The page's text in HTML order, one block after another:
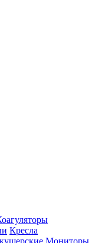
Кресла
Мониторы